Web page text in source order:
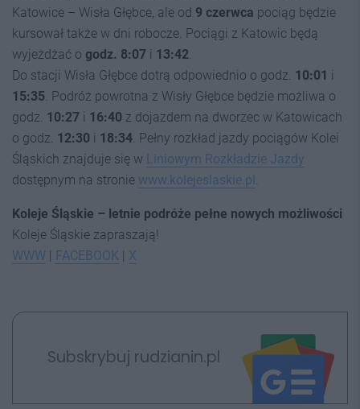
Katowice – Wisła Głębce, ale od 9 czerwca pociąg będzie
kursował także w dni robocze. Pociągi z Katowic będą
wyjeżdżać o godz. 8:07 i 13:42
Do stacji Wisła Głębce dotrą odpowiednio o godz. 10:01 i
15:35 . Podróż powrotna z Wisły Głębce będzie możliwa o
godz. 10:27 i 16:40 z dojazdem na dworzec w Katowicach
o godz. 12:30 i 18:34 . Pełny rozkład jazdy pociągów Kolei
Śląskich znajduje się w Liniowym Rozkładzie Jazdy
dostępnym na stronie www.kolejeslaskie.pl
Koleje Śląskie – letnie podróże pełne nowych możliwości
Koleje Śląskie zapraszają!
WWW | FACEBOOK | X
Subskrybuj rudzianin.pl